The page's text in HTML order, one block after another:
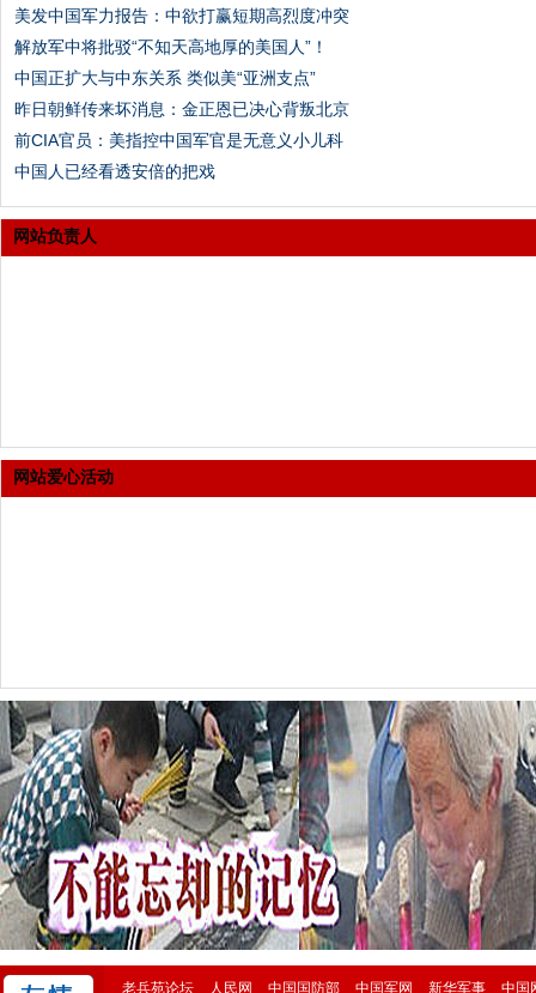
美发中国军力报告：中欲打赢短期高烈度冲突
解放军中将批驳“不知天高地厚的美国人”！
中国正扩大与中东关系 类似美“亚洲支点”
昨日朝鲜传来坏消息：金正恩已决心背叛北京
前CIA官员：美指控中国军官是无意义小儿科
中国人已经看透安倍的把戏
网站负责人
网站爱心活动
老兵苑论坛 人民网 中国国防部 中国军网 新华军事 中国